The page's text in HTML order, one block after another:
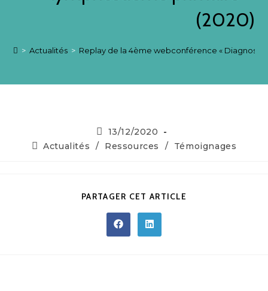
(2020)
> Actualités > Replay de la 4ème webconférence «
13/12/2020
Actualités
/ Ressources / Témoignages
PARTAGER CET ARTICLE